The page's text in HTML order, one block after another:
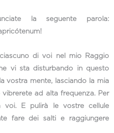
la seguente parola:
di voi nel mio Raggio
vi sta disturbando in questo
vostra mente, lasciando la mia
ad alta frequenza. Per
voi. E pulirà le vostre cellule
fare dei salti e raggiungere